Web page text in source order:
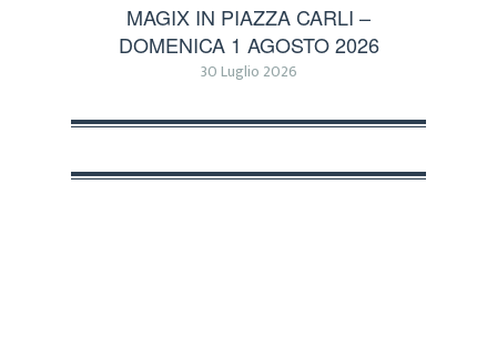
MAGIX IN PIAZZA CARLI –
DOMENICA 1 AGOSTO 2026
30 Luglio 2026